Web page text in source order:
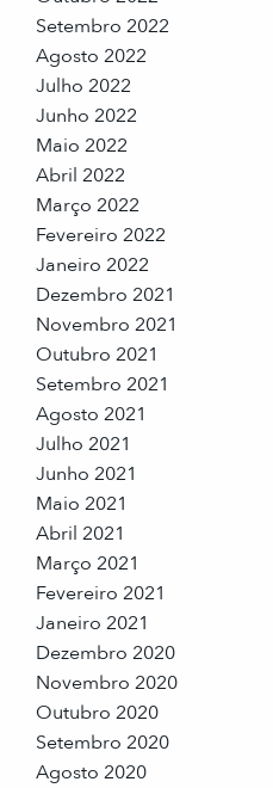
Setembro 2022
Agosto 2022
Julho 2022
Junho 2022
Maio 2022
Abril 2022
Março 2022
Fevereiro 2022
Janeiro 2022
Dezembro 2021
Novembro 2021
Outubro 2021
Setembro 2021
Agosto 2021
Julho 2021
Junho 2021
Maio 2021
Abril 2021
Março 2021
Fevereiro 2021
Janeiro 2021
Dezembro 2020
Novembro 2020
Outubro 2020
Setembro 2020
Agosto 2020